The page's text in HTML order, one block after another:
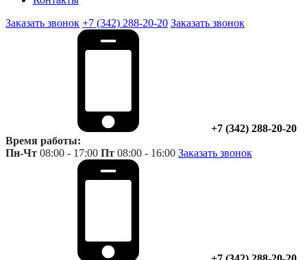
Заказать звонок +7 (342) 288-20-20 Заказать звонок
+7 (342) 288-20-20
Время работы:
Пн-Чт 08:00 - 17:00 Пт 08:00 - 16:00 Заказать звонок